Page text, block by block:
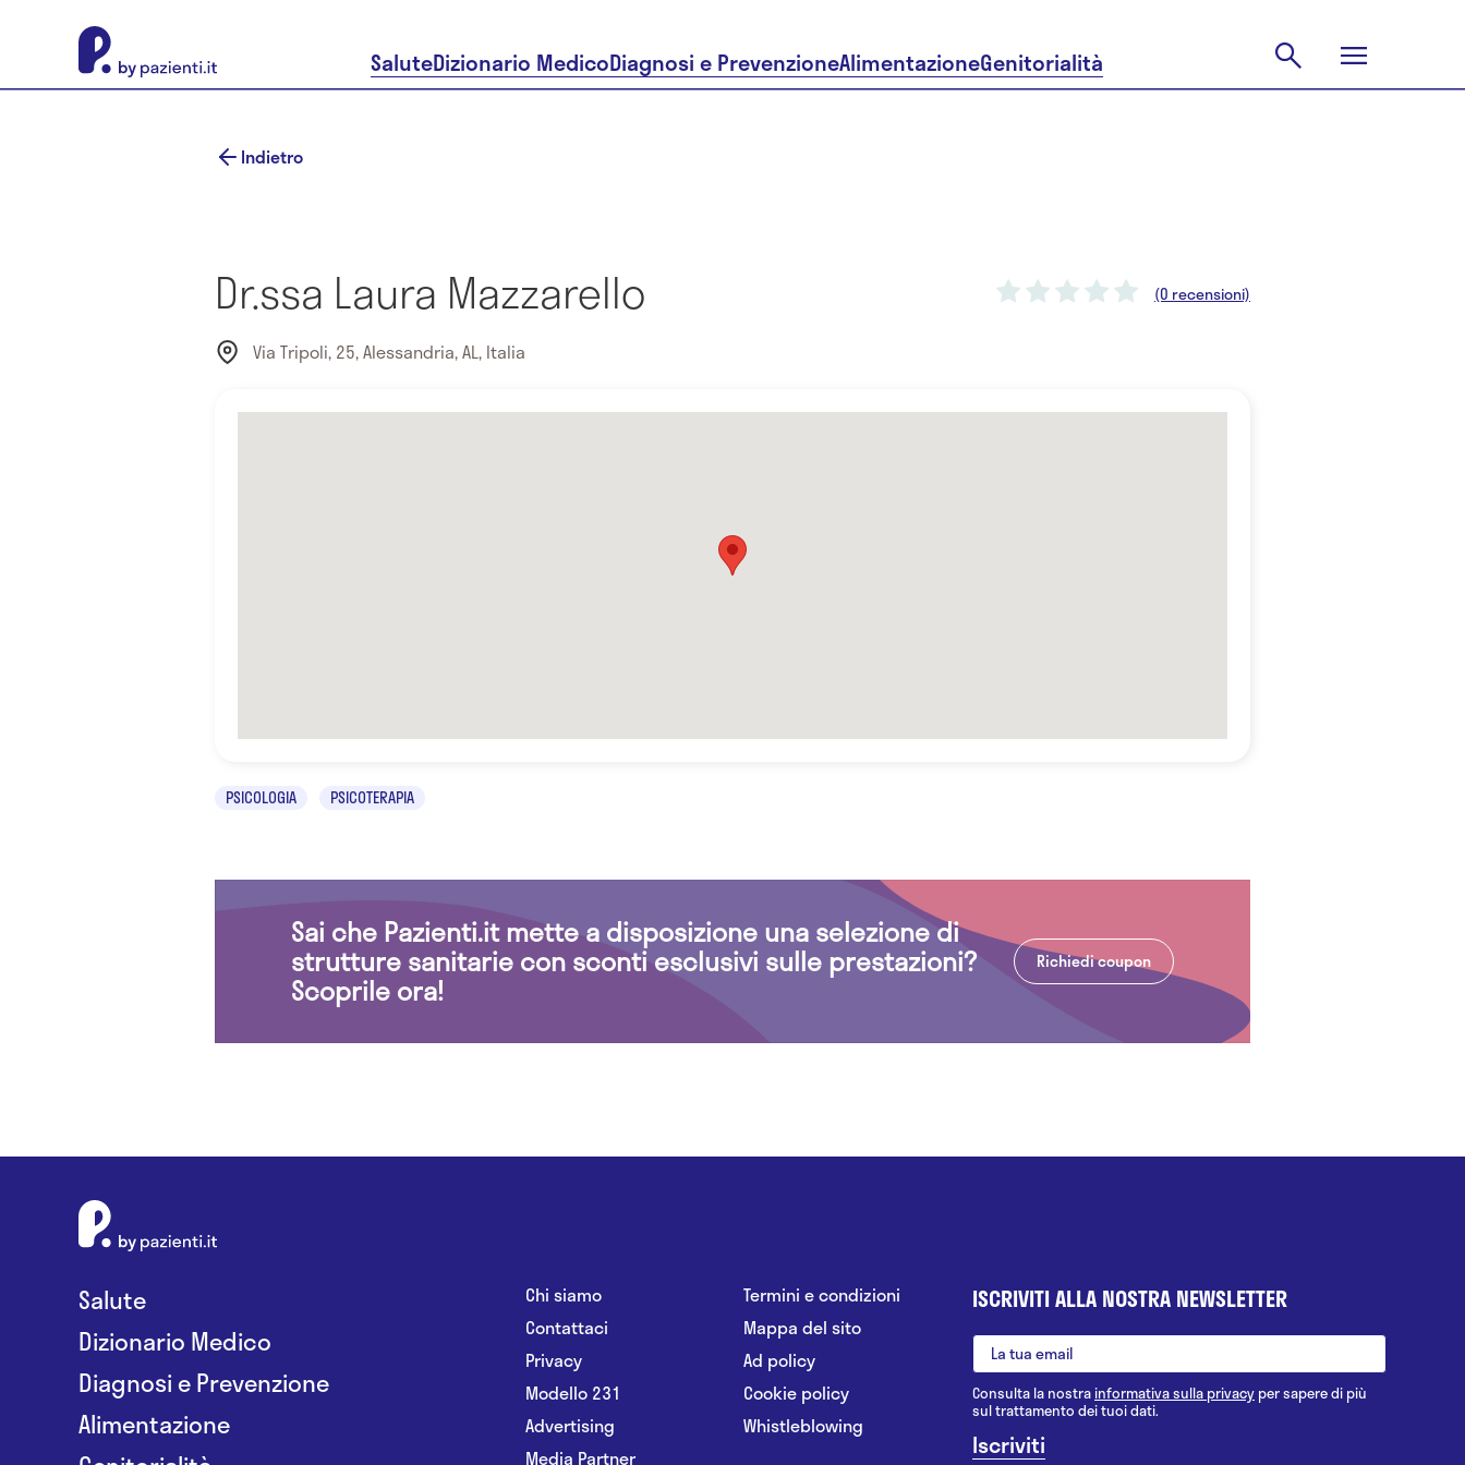
SaluteDizionario MedicoDiagnosi e PrevenzioneAlimentazioneGenitorialità
Indietro
Dr.ssa Laura Mazzarello (0 recensioni)
Via Tripoli, 25, Alessandria, AL, Italia
PSICOLOGIA PSICOTERAPIA
Sai che Pazienti.it mette a disposizione una selezione di
strutture sanitarie con sconti esclusivi sulle prestazioni?
Scoprile ora!
Richiedi coupon
Salute
Dizionario Medico
Diagnosi e Prevenzione
Alimentazione
Chi siamo
Contattaci
Privacy
Modello 231
Advertising
Media Partner
Termini e condizioni
Mappa del sito
Ad policy
Cookie policy
Whistleblowing
ISCRIVITI ALLA NOSTRA NEWSLETTER
Consulta la nostrainformativa sulla privacy per sapere di più
sul trattamento dei tuoi dati.